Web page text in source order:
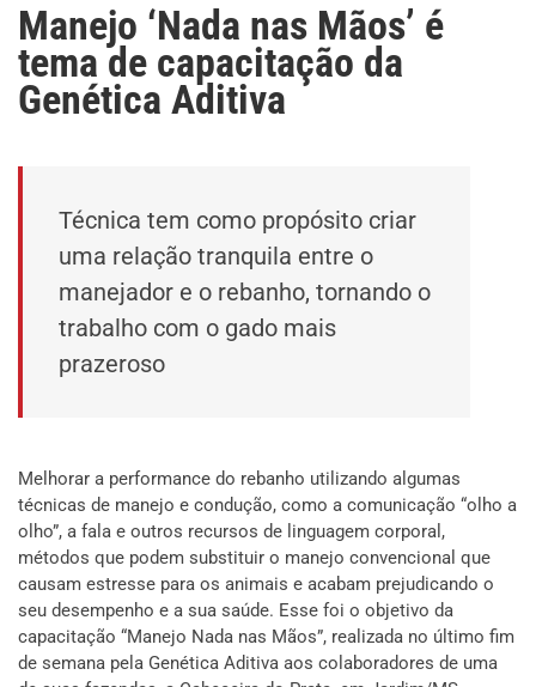
Manejo ‘Nada nas Mãos’ é
tema de capacitação da
Genética Aditiva
Técnica tem como propósito criar
uma relação tranquila entre o
manejador e o rebanho, tornando o
trabalho com o gado mais
prazeroso
Melhorar a performance do rebanho utilizando algumas
técnicas de manejo e condução, como a comunicação “olho a
olho”, a fala e outros recursos de linguagem corporal,
métodos que podem substituir o manejo convencional que
causam estresse para os animais e acabam prejudicando o
seu desempenho e a sua saúde. Esse foi o objetivo da
capacitação “Manejo Nada nas Mãos”, realizada no último fim
de semana pela Genética Aditiva aos colaboradores de uma